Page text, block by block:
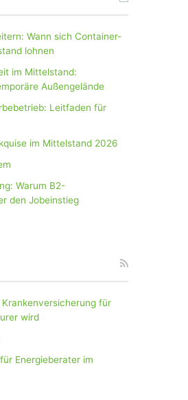
Wann sich Container-
lohnen
im Mittelstand:
Außengelände
Leitfaden für
im Mittelstand 2026
Warum B2-
den Jobeinstieg
für
wird
Energieberater im